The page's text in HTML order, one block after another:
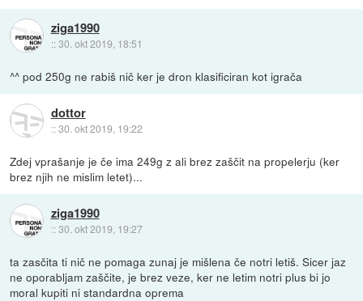
ziga1990
::30. okt 2019, 18:51
^^ pod 250g ne rabiš nič ker je dron klasificiran kot igrača
dottor
::30. okt 2019, 19:22
Zdej vprašanje je če ima 249g z ali brez zaščit na propelerju (ker
brez njih ne mislim letet)...
ziga1990
::30. okt 2019, 19:27
ta zasčita ti nič ne pomaga zunaj je mišlena če notri letiš. Sicer jaz
ne oporabljam zaščite, je brez veze, ker ne letim notri plus bi jo
moral kupiti ni standardna oprema